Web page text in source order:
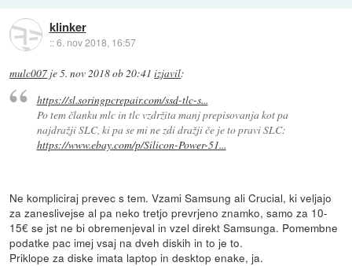
klinker
::6. nov 2018, 16:57
mulc007 je5. nov 2018 ob 20:41 izjavil:
https://sl.soringpcrepair.com/ssd-tlc-s...
Po tem članku mlc in tlc vzdržita manj prepisovanja kot pa
najdražji SLC, ki pa se mi ne zdi dražji če je to pravi SLC:
https://www.ebay.com/p/Silicon-Power-51...
Ne kompliciraj prevec s tem. Vzami Samsung ali Crucial, ki veljajo
za zaneslivejse al pa neko tretjo prevrjeno znamko, samo za 10-
15€ se jst ne bi obremenjeval in vzel direkt Samsunga. Pomembne
podatke pac imej vsaj na dveh diskih in to je to.
Priklope za diske imata laptop in desktop enake, ja.